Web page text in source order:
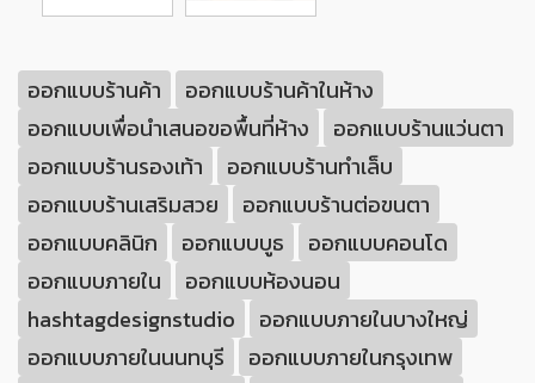
ออกแบบร้านค้า
ออกแบบร้านค้าในห้าง
ออกแบบเพื่อนำเสนอขอพื้นที่ห้าง
ออกแบบร้านแว่นตา
ออกแบบร้านรองเท้า
ออกแบบร้านทำเล็บ
ออกแบบร้านเสริมสวย
ออกแบบร้านต่อขนตา
ออกแบบคลินิก
ออกแบบบูธ
ออกแบบคอนโด
ออกแบบภายใน
ออกแบบห้องนอน
hashtagdesignstudio
ออกแบบภายในบางใหญ่
ออกแบบภายในนนทบุรี
ออกแบบภายในกรุงเทพ